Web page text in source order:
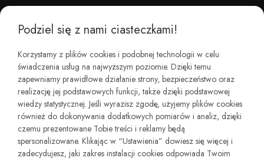
CZEMU BAREFOOT?
KIM JESTEŚMY?
REGULAMINY I ZWROTY
Podziel się z nami ciasteczkami!
Korzystamy z plików cookies i podobnej technologii w celu
świadczenia usług na najwyższym poziomie. Dzięki temu
zapewniamy prawidłowe działanie strony, bezpieczeństwo oraz
realizację jej podstawowych funkcji, także dzięki podstawowej
wiedzy statystycznej. Jeśli wyrazisz zgodę, użyjemy plików cookies
również do dokonywania dodatkowych pomiarów i analiz, dzięki
czemu prezentowane Tobie treści i reklamy będą
spersonalizowane. Klikając w “Ustawienia” dowiesz się więcej i
zadecydujesz, jaki zakres instalacji cookies odpowiada Twoim